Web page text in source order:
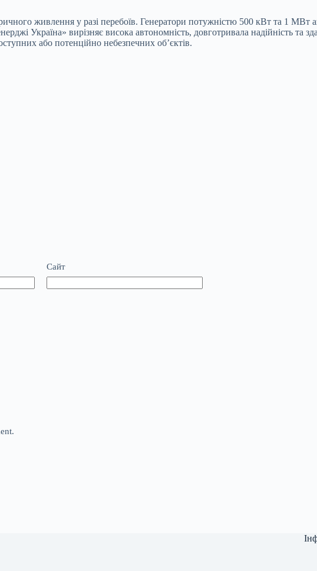
живлення у разі перебоїв. Генератори потужністю 500 кВт та 1 МВт
Україна» вирізняє висока автономність, довготривала надійність та
або потенційно небезпечних об’єктів.
Сайт